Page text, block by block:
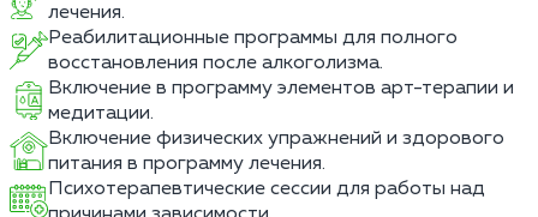
лечения.
Реабилитационные программы для полного
восстановления после алкоголизма.
Включение в программу элементов арт-терапии и
медитации.
Включение физических упражнений и здорового
питания в программу лечения.
Психотерапевтические сессии для работы над